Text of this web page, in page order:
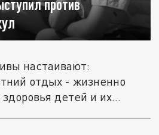
против
настаивают:
отдых - жизненно
детей и их...